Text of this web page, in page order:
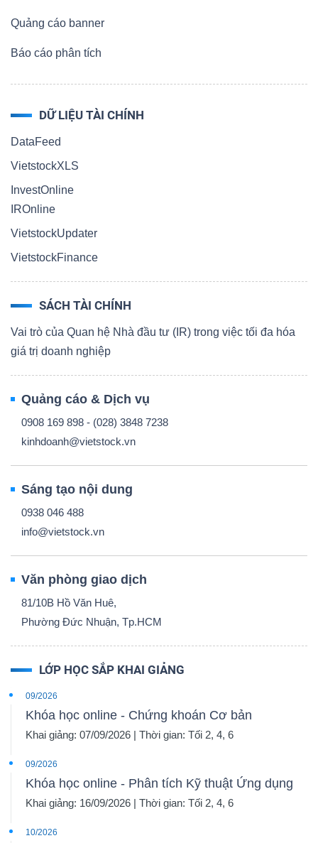
Quảng cáo banner
Báo cáo phân tích
DỮ LIỆU TÀI CHÍNH
DataFeed
VietstockXLS
InvestOnline
IROnline
VietstockUpdater
VietstockFinance
SÁCH TÀI CHÍNH
Vai trò của Quan hệ Nhà đầu tư (IR) trong việc tối đa hóa
giá trị doanh nghiệp
Quảng cáo & Dịch vụ
0908 169 898 - (028) 3848 7238
kinhdoanh@vietstock.vn
Sáng tạo nội dung
0938 046 488
info@vietstock.vn
Văn phòng giao dịch
81/10B Hồ Văn Huê,
Phường Đức Nhuận, Tp.HCM
LỚP HỌC SẮP KHAI GIẢNG
09/2026
Khóa học online - Chứng khoán Cơ bản
Khai giảng: 07/09/2026 | Thời gian: Tối 2, 4, 6
09/2026
Khóa học online - Phân tích Kỹ thuật Ứng dụng
Khai giảng: 16/09/2026 | Thời gian: Tối 2, 4, 6
10/2026